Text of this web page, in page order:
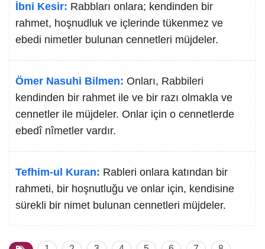
İbni Kesir: Rabbları onlara; kendinden bir
rahmet, hoşnudluk ve içlerinde tükenmez ve
ebedi nimetler bulunan cennetleri müjdeler.
Ömer Nasuhi Bilmen: Onları, Rabbileri
kendinden bir rahmet ile ve bir razı olmakla ve
cennetler ile müjdeler. Onlar için o cennetlerde
ebedî nîmetler vardır.
Tefhim-ul Kuran: Rableri onlara katından bir
rahmeti, bir hoşnutluğu ve onlar için, kendisine
sürekli bir nimet bulunan cennetleri müjdeler.